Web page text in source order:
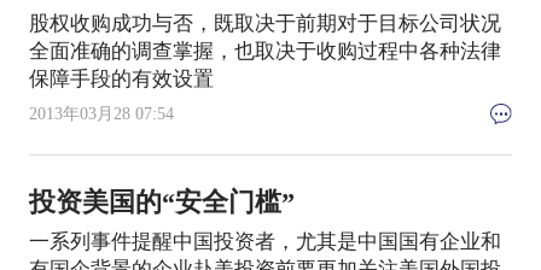
股权收购成功与否，既取决于前期对于目标公司状况
全面准确的调查掌握，也取决于收购过程中各种法律
保障手段的有效设置
2013年03月28 07:54
投资美国的“安全门槛”
一系列事件提醒中国投资者，尤其是中国国有企业和